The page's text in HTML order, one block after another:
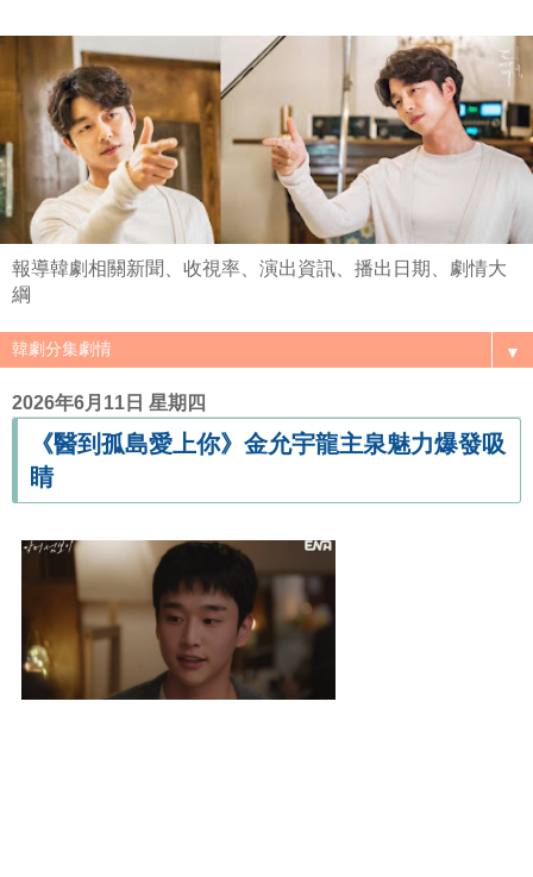
報導韓劇相關新聞、收視率、演出資訊、播出日期、劇情大
綱
▼
2026年6月11日 星期四
《醫到孤島愛上你》金允宇龍主泉魅力爆發吸
睛